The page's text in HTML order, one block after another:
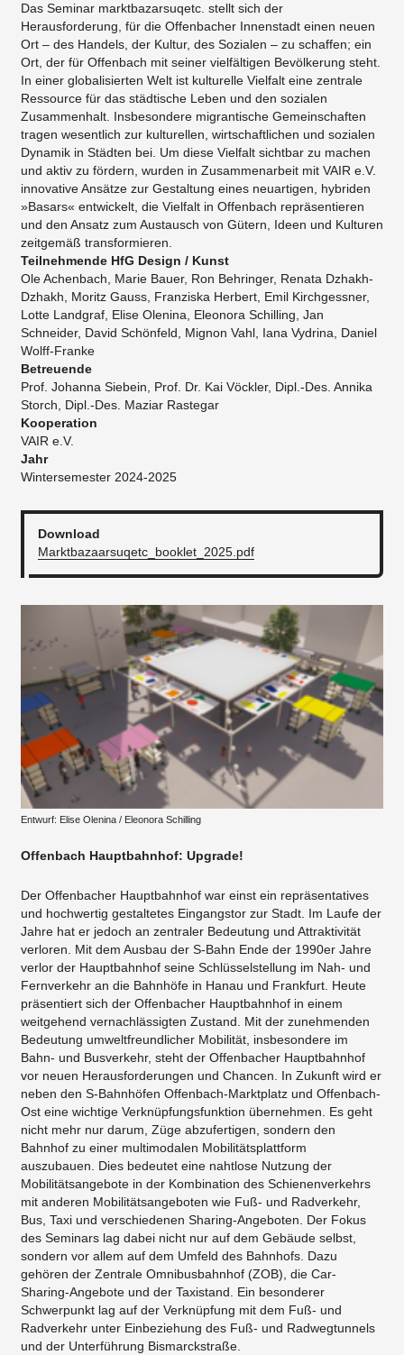
Das Seminar marktbazarsuqetc. stellt sich der
Herausforderung, für die Offenbacher Innenstadt einen neuen
Ort – des Handels, der Kultur, des Sozialen – zu schaffen; ein
Ort, der für Offenbach mit seiner vielfältigen Bevölkerung steht.
In einer globalisierten Welt ist kulturelle Vielfalt eine zentrale
Ressource für das städtische Leben und den sozialen
Zusammenhalt. Insbesondere migrantische Gemeinschaften
tragen wesentlich zur kulturellen, wirtschaftlichen und sozialen
Dynamik in Städten bei. Um diese Vielfalt sichtbar zu machen
und aktiv zu fördern, wurden in Zusammenarbeit mit VAIR e.V.
innovative Ansätze zur Gestaltung eines neuartigen, hybriden
»Basars« entwickelt, die Vielfalt in Offenbach repräsentieren
und den Ansatz zum Austausch von Gütern, Ideen und Kulturen
zeitgemäß transformieren.
Teilnehmende HfG Design / Kunst
Ole Achenbach, Marie Bauer, Ron Behringer, Renata Dzhakh-
Dzhakh, Moritz Gauss, Franziska Herbert, Emil Kirchgessner,
Lotte Landgraf, Elise Olenina, Eleonora Schilling, Jan
Schneider, David Schönfeld, Mignon Vahl, Iana Vydrina, Daniel
Wolff-Franke
Betreuende
Prof. Johanna Siebein, Prof. Dr. Kai Vöckler, Dipl.-Des. Annika
Storch, Dipl.-Des. Maziar Rastegar
Kooperation
VAIR e.V.
Jahr
Wintersemester 2024-2025
Download
Marktbazaarsuqetc_booklet_2025.pdf
Entwurf: Elise Olenina / Eleonora Schilling
Offenbach Hauptbahnhof: Upgrade!
Der Offenbacher Hauptbahnhof war einst ein repräsentatives
und hochwertig gestaltetes Eingangstor zur Stadt. Im Laufe der
Jahre hat er jedoch an zentraler Bedeutung und Attraktivität
verloren. Mit dem Ausbau der S-Bahn Ende der 1990er Jahre
verlor der Hauptbahnhof seine Schlüsselstellung im Nah- und
Fernverkehr an die Bahnhöfe in Hanau und Frankfurt. Heute
präsentiert sich der Offenbacher Hauptbahnhof in einem
weitgehend vernachlässigten Zustand. Mit der zunehmenden
Bedeutung umweltfreundlicher Mobilität, insbesondere im
Bahn- und Busverkehr, steht der Offenbacher Hauptbahnhof
vor neuen Herausforderungen und Chancen. In Zukunft wird er
neben den S-Bahnhöfen Offenbach-Marktplatz und Offenbach-
Ost eine wichtige Verknüpfungsfunktion übernehmen. Es geht
nicht mehr nur darum, Züge abzufertigen, sondern den
Bahnhof zu einer multimodalen Mobilitätsplattform
auszubauen. Dies bedeutet eine nahtlose Nutzung der
Mobilitätsangebote in der Kombination des Schienenverkehrs
mit anderen Mobilitätsangeboten wie Fuß- und Radverkehr,
Bus, Taxi und verschiedenen Sharing-Angeboten. Der Fokus
des Seminars lag dabei nicht nur auf dem Gebäude selbst,
sondern vor allem auf dem Umfeld des Bahnhofs. Dazu
gehören der Zentrale Omnibusbahnhof (ZOB), die Car-
Sharing-Angebote und der Taxistand. Ein besonderer
Schwerpunkt lag auf der Verknüpfung mit dem Fuß- und
Radverkehr unter Einbeziehung des Fuß- und Radwegtunnels
und der Unterführung Bismarckstraße.